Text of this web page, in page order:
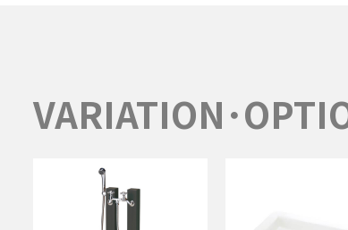
VARIATION･